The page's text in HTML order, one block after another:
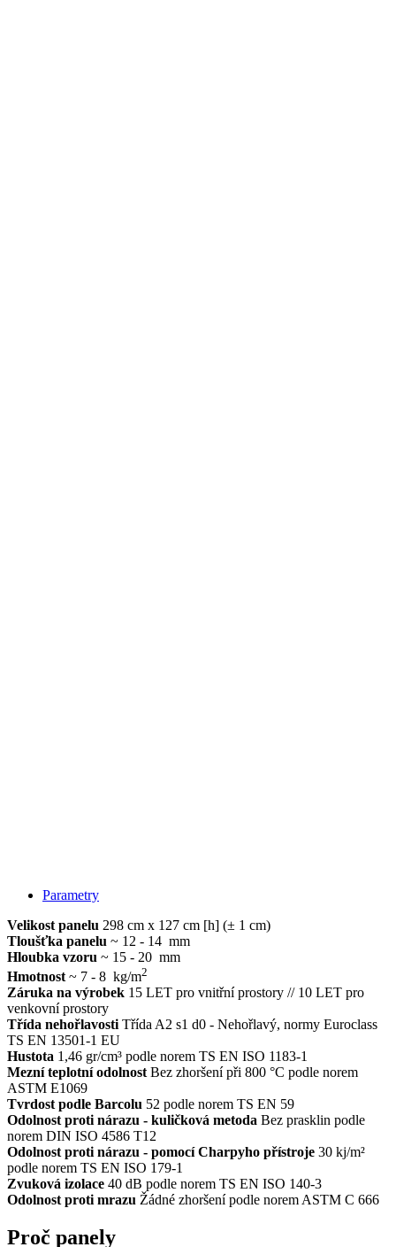
Parametry
Velikost panelu 298 cm x 127 cm [h] (± 1 cm)
Tloušťka panelu ~ 12 - 14 mm
Hloubka vzoru ~ 15 - 20 mm
Hmotnost ~ 7 - 8 kg/m2
Záruka na výrobek 15 LET pro vnitřní prostory // 10 LET pro
venkovní prostory
Třída nehořlavosti Třída A2 s1 d0 - Nehořlavý, normy Euroclass
TS EN 13501-1 EU
Hustota 1,46 gr/cm³ podle norem TS EN ISO 1183-1
Mezní teplotní odolnost Bez zhoršení při 800 °C podle norem
ASTM E1069
Tvrdost podle Barcolu 52 podle norem TS EN 59
Odolnost proti nárazu - kuličková metoda Bez prasklin podle
norem DIN ISO 4586 T12
Odolnost proti nárazu - pomocí Charpyho přístroje 30 kj/m²
podle norem TS EN ISO 179-1
Zvuková izolace 40 dB podle norem TS EN ISO 140-3
Odolnost proti mrazu Žádné zhoršení podle norem ASTM C 666
Proč panely